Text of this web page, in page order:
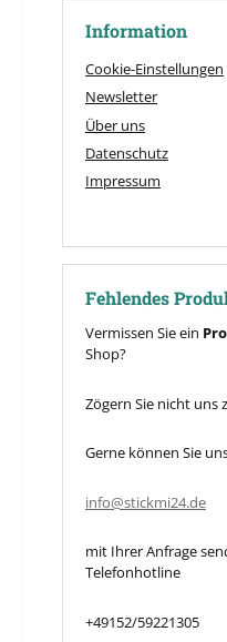
Information
Cookie-Einstellungen
Newsletter
Über uns
Datenschutz
Impressum
Fehlendes
Vermissen Sie ein
Shop?
Zögern Sie nicht uns
Gerne können Sie
info@stickmi24.de
mit Ihrer Anfrage
Telefonhotline
+49152/59221305